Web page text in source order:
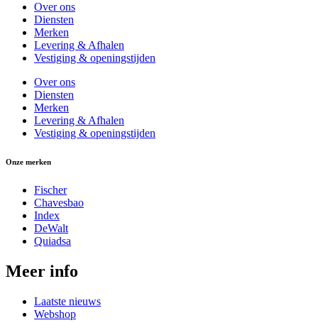
Over ons
Diensten
Merken
Levering & Afhalen
Vestiging & openingstijden
Over ons
Diensten
Merken
Levering & Afhalen
Vestiging & openingstijden
Onze merken
Fischer
Chavesbao
Index
DeWalt
Quiadsa
Meer info
Laatste nieuws
Webshop